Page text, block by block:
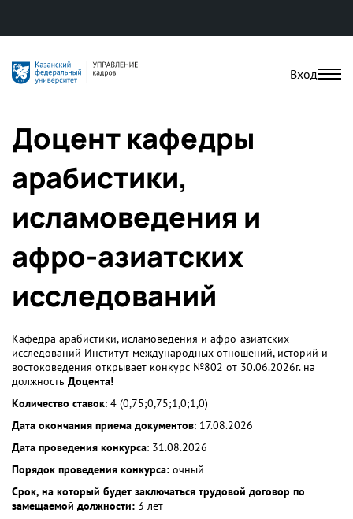
Вход
Доцент кафедры
арабистики,
исламоведения и
афро-азиатских
исследований
Кафедра арабистики, исламоведения и афро-азиатских
исследований Институт международных отношений, историй и
востоковедения открывает конкурс №802 от 30.06.2026г. на
должность Доцента!
Количество ставок: 4 (0,75;0,75;1,0;1,0)
Дата окончания приема документов: 17.08.2026
Дата проведения конкурса: 31.08.2026
Порядок проведения конкурса: очный
Срок, на который будет заключаться трудовой договор по
замещаемой должности: 3 лет